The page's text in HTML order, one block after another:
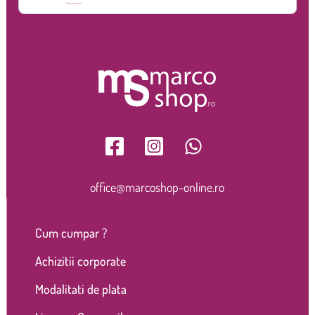
office@marcoshop-online.ro
Cum cumpar ?
Achizitii corporate
Modalitati de plata